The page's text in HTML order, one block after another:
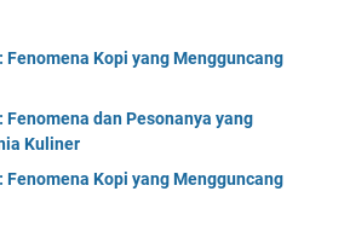
Kopi yang Mengguncang
dan Pesonanya yang
Kuliner
Kopi yang Mengguncang